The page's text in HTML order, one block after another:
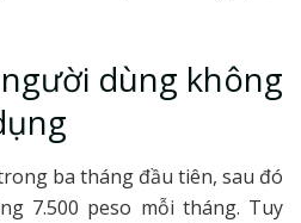
dùng không
ba tháng đầu tiên, sau đó
7.500 peso mỗi tháng. Tuy